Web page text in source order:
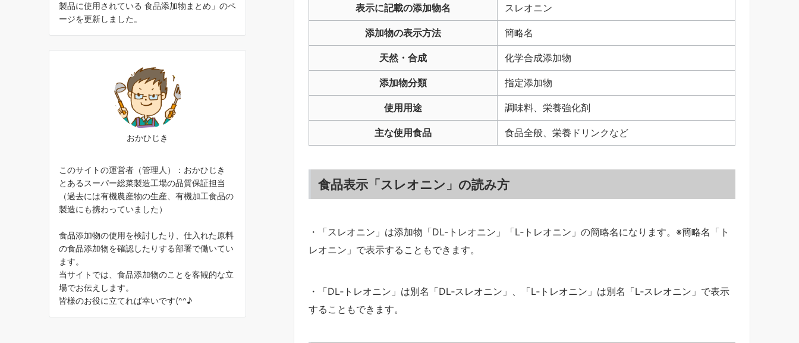
表示に記載の添加物名 スレオニン
添加物の表示方法 簡略名
天然・合成 化学合成添加物
添加物分類 指定添加物
使用用途 調味料、栄養強化剤
主な使用食品 食品全般、栄養ドリンクなど
食品表示「スレオニン」の読み方
・「スレオニン」は添加物「DL‐トレオニン」「L‐トレオニン」の簡略名になります。※簡略名「ト
レオニン」で表示することもできます。
・「DL‐トレオニン」は別名「DL‐スレオニン」、「L‐トレオニン」は別名「L‐スレオニン」で表示
することもできます。
製品に使用されている 食品添加物まとめ 」のペ
ージを更新しました。
おかひじき
このサイトの運営者（管理人）：おかひじき
とあるスーパー総菜製造工場の品質保証担当
（過去には有機農産物の生産、有機加工食品の
製造にも携わっていました）
食品添加物の使用を検討したり、仕入れた原料
の食品添加物を確認したりする部署で働いてい
ます。
当サイトでは、食品添加物のことを客観的な立
場でお伝えします。
皆様のお役に立てれば幸いです(^^♪